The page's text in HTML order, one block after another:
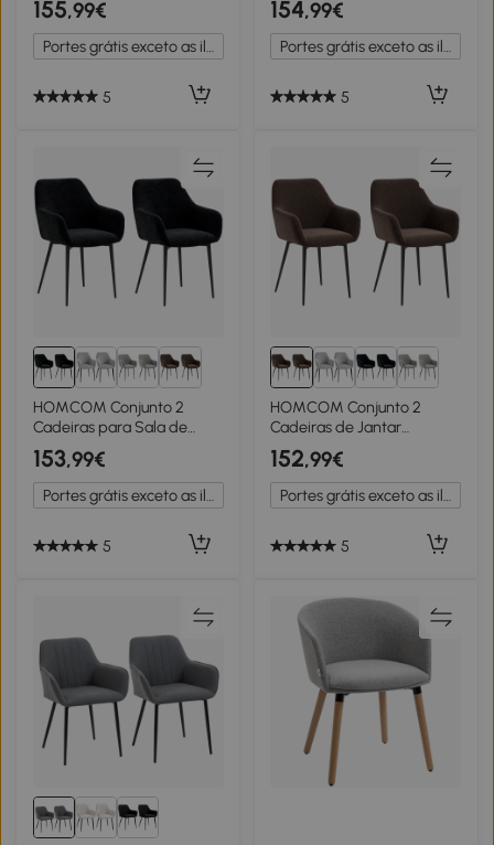
Escandinavo Conjunto de 2
Cadeiras Pés em Metal
Afilados Pretos
155,99€
Portes grátis exceto as ilhas
5
Curvos em Tecido de
Veludo 54x57x80 cm Cinza
Escuro
154,99€
Portes grátis exceto as ilhas
5
HOMCOM Conjunto 2
Cadeiras para Sala de
Jantar Modernas com
Braços Assento Estofado e
Pernas de Aço 54x57x80
cm Preto
153,99€
Portes grátis exceto as ilhas
5
HOMCOM Conjunto 2
Cadeiras de Jantar
Nórdicas Estofadas com
Braços Curvos em Tecido
com Efeito de Veludo
54x57x80 cm Marrom
152,99€
Portes grátis exceto as ilhas
5